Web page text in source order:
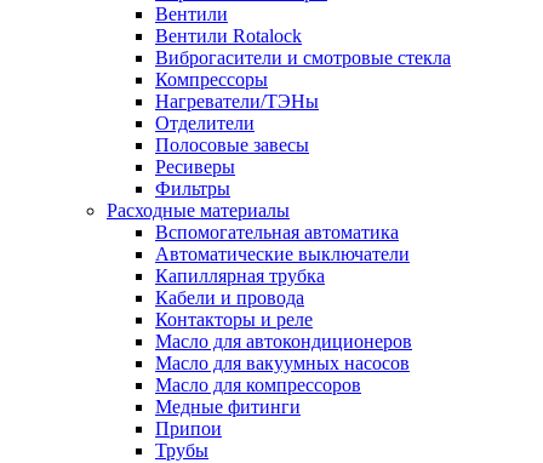
Вентили
Вентили Rotalock
Виброгасители и смотровые стекла
Компрессоры
Нагреватели/ТЭНы
Отделители
Полосовые завесы
Ресиверы
Фильтры
Расходные материалы
Вспомогательная автоматика
Автоматические выключатели
Капиллярная трубка
Кабели и провода
Контакторы и реле
Масло для автокондиционеров
Масло для вакуумных насосов
Масло для компрессоров
Медные фитинги
Припои
Трубы